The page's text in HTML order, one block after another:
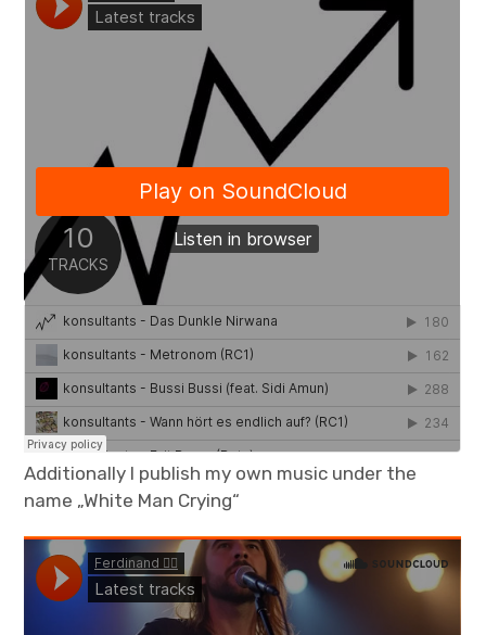
Additionally I publish my own music under the
name „White Man Crying“